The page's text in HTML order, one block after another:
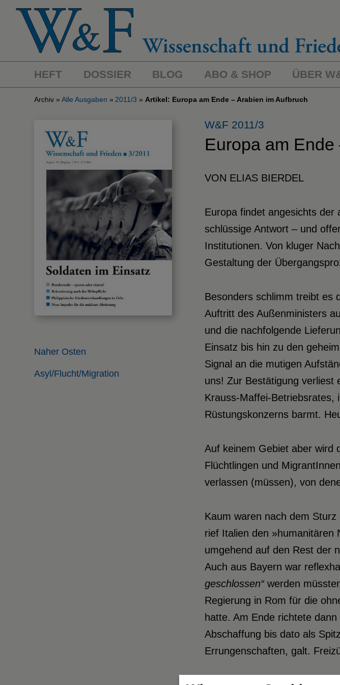
HEFT DOSSIER BLOG ABO & SHOP ÜBER
Archiv Alle Ausgaben 2011/3 Artikel: Europa am Ende – Arabien im Aufbruch
Asyl/Flucht/Migration
Naher Osten
W&F 2011/3
Europa am
VON ELIAS BIERDEL
Europa findet angesichts der
schlüssige Antwort – und
Institutionen. Von kluger
Gestaltung der
Besonders schlimm treibt es
Auftritt des Außenministers
und die nachfolgende
Einsatz bis hin zu den
Signal an die mutigen
uns! Zur Bestätigung verliest
Krauss-Maffei-Betriebsrates,
Rüstungskonzerns barmt.
Auf keinem Gebiet aber wird
Flüchtlingen und
verlassen (müssen), von
Kaum waren nach dem
rief Italien den »humanitären
umgehend auf den Rest der
Auch aus Bayern war
geschlossen“werden
Regierung in Rom für die
hatte. Am Ende richtete
Abschaffung bis dato als
Errungenschaften, galt.